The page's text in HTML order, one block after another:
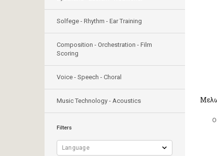
Solfege - Rhythm - Ear Training
Composition - Orchestration - Film
Scoring
Voice - Speech - Choral
Music Technology - Acoustics
Filters